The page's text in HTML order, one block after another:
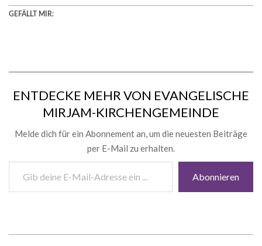
GEFÄLLT MIR:
ENTDECKE MEHR VON EVANGELISCHE
MIRJAM-KIRCHENGEMEINDE
Melde dich für ein Abonnement an, um die neuesten Beiträge
per E-Mail zu erhalten.
deine
E-
Abonnieren